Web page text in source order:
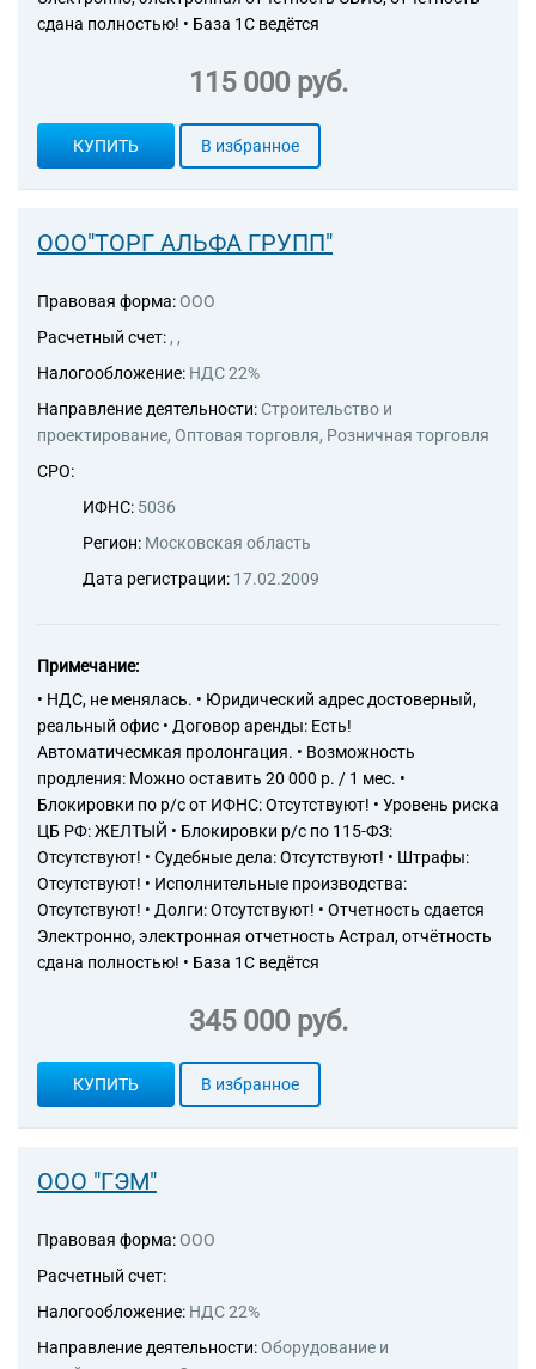
прочая, не включенная в
82.99 Деятельность по
предоставлению прочих
другие группировки
информации
74.10 Деятельность
сдана полностью! • База 1С ведётся
115 000 руб.
КУПИТЬ В избранное
ООО"ТОРГ АЛЬФА ГРУПП"
Правовая форма: ООО
Расчетный счет: , ,
Налогообложение: НДС 22%
Направление деятельности: Строительство и
проектирование, Оптовая торговля, Розничная торговля
СРО:
ИФНС: 5036
Регион: Московская область
Дата регистрации: 17.02.2009
Примечание:
• НДС, не менялась. • Юридический адрес достоверный,
реальный офис • Договор аренды: Есть!
Автоматичесмкая пролонгация. • Возможность
продления: Можно оставить 20 000 р. / 1 мес. •
Блокировки по р/с от ИФНС: Отсутствуют! • Уровень риска
ЦБ РФ: ЖЕЛТЫЙ • Блокировки р/с по 115-ФЗ:
Отсутствуют! • Судебные дела: Отсутствуют! • Штрафы:
Отсутствуют! • Исполнительные производства:
Отсутствуют! • Долги: Отсутствуют! • Отчетность сдается
Электронно, электронная отчетность Астрал, отчётность
сдана полностью! • База 1С ведётся
345 000 руб.
КУПИТЬ В избранное
ООО "ГЭМ"
Правовая форма: ООО
Расчетный счет:
Налогообложение: НДС 22%
Направление деятельности: Оборудование и